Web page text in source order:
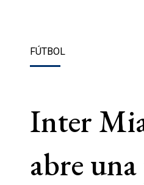
FÚTBOL
Inter
abre